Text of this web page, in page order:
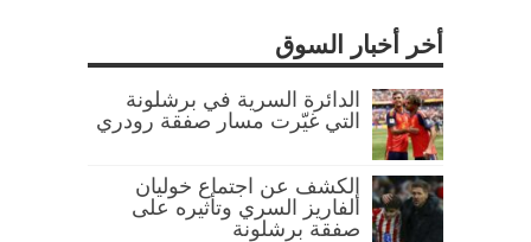
أخر أخبار السوق
الدائرة السرية في برشلونة
التي غيّرت مسار صفقة رودري
الكشف عن اجتماع خوليان
ألفاريز السري وتأثيره على
صفقة برشلونة